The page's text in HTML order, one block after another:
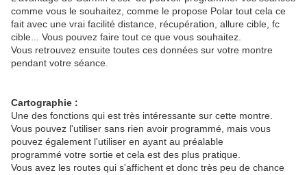
comme vous le souhaitez, comme le propose Polar tout cela ce
fait avec une vrai facilité distance, récupération, allure cible, fc
cible... Vous pouvez faire tout ce que vous souhaitez.
Vous retrouvez ensuite toutes ces données sur votre montre
pendant votre séance.
Cartographie :
Une des fonctions qui est très intéressante sur cette montre.
Vous pouvez l'utiliser sans rien avoir programmé, mais vous
pouvez également l'utiliser en ayant au préalable
programmé votre sortie et cela est des plus pratique.
Vous avez les routes qui s'affichent et donc très peu de chance